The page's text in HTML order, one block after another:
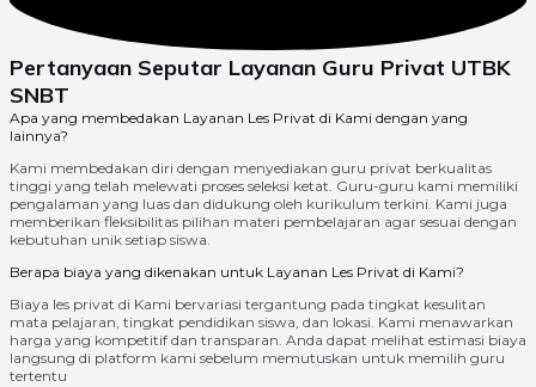
Pertanyaan Seputar Layanan Guru Privat UTBK
SNBT
Apa yang membedakan Layanan Les Privat di Kami dengan yang
lainnya?
Kami membedakan diri dengan menyediakan guru privat berkualitas
tinggi yang telah melewati proses seleksi ketat. Guru-guru kami memiliki
pengalaman yang luas dan didukung oleh kurikulum terkini. Kami juga
memberikan fleksibilitas pilihan materi pembelajaran agar sesuai dengan
kebutuhan unik setiap siswa.
Berapa biaya yang dikenakan untuk Layanan Les Privat di Kami?
Biaya les privat di Kami bervariasi tergantung pada tingkat kesulitan
mata pelajaran, tingkat pendidikan siswa, dan lokasi. Kami menawarkan
harga yang kompetitif dan transparan. Anda dapat melihat estimasi biaya
langsung di platform kami sebelum memutuskan untuk memilih guru
tertentu